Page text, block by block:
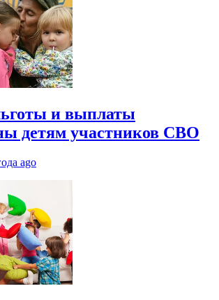
и выплаты
детям участников СВО
ago